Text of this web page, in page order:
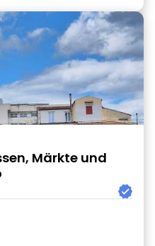
Märkte und